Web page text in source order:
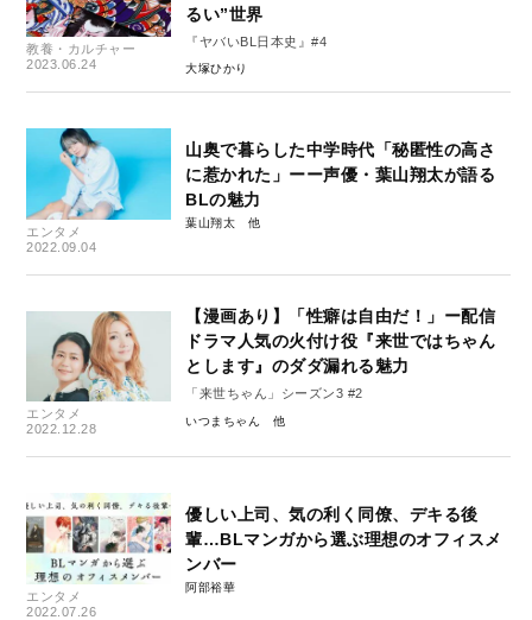
教養・カルチャー
2023.06.24
るい”世界
『ヤバいBL日本史』#4
大塚ひかり
エンタメ
2022.09.04
山奥で暮らした中学時代「秘匿性の高さ
に惹かれた」ーー声優・葉山翔太が語る
BLの魅力
葉山翔太
エンタメ
2022.12.28
【漫画あり】「性癖は自由だ！」ー配信
ドラマ人気の火付け役『来世ではちゃん
とします』のダダ漏れる魅力
「来世ちゃん」シーズン3 #2
いつまちゃん
エンタメ
2022.07.26
優しい上司、気の利く同僚、デキる後
輩…BLマンガから選ぶ理想のオフィスメ
ンバー
阿部裕華